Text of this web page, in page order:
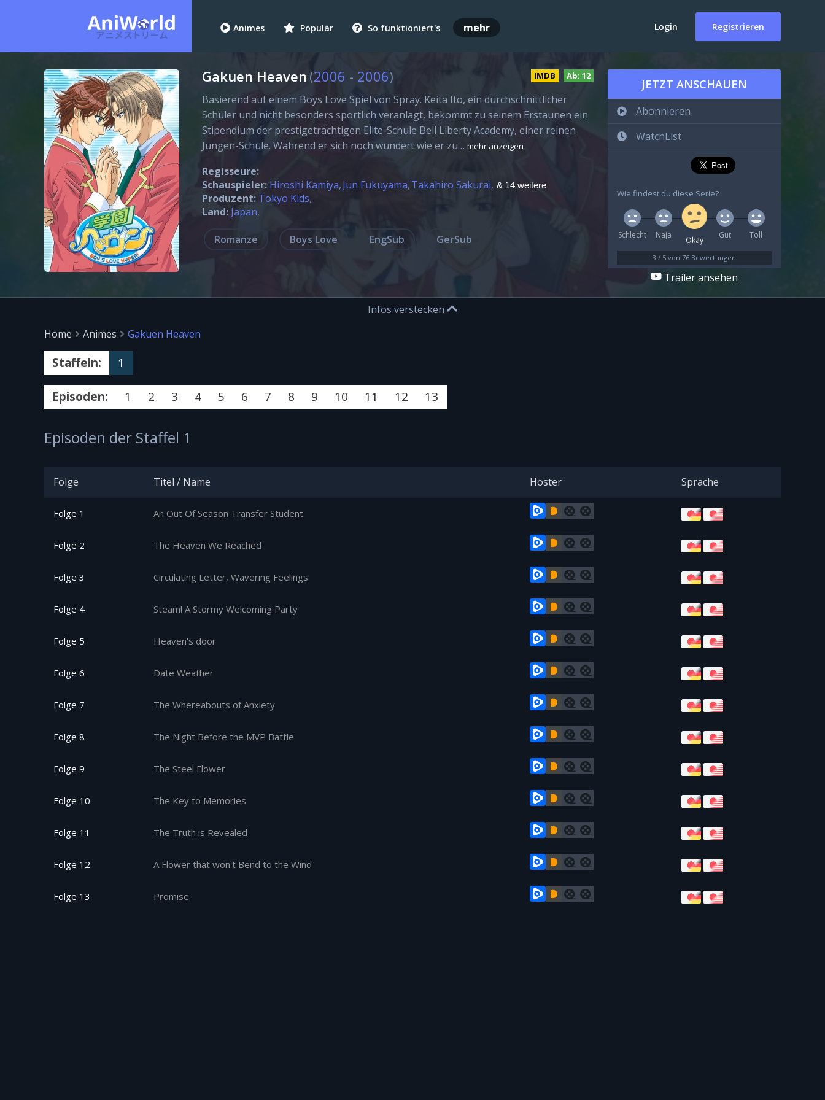
Animes Populär So funktioniert's mehr Login Registrieren
Gakuen Heaven (2006 - 2006) Ab: 12
IMDB
Basierend auf einem Boys Love Spiel von Spray. Keita Ito, ein durchschnittlicher
Schüler und nicht besonders sportlich veranlagt, bekommt zu seinem Erstaunen ein
Stipendium der prestigeträchtigen Elite-Schule Bell Liberty Academy, einer reinen
Jungen-Schule. Während er sich noch wundert wie er zu… mehr anzeigen
Regisseure:
Schauspieler: Hiroshi Kamiya Jun Fukuyama Takahiro Sakurai & 14 weitere
Produzent: Tokyo Kids
Land: Japan
Romanze Boys Love EngSub GerSub
JETZT ANSCHAUEN
Abonnieren
WatchList
Wie findest du diese Serie?
Schlecht Naja
Okay
Gut Toll
3 / 5 von 76 Bewertungen
Trailer ansehen
Infos verstecken
Home
Animes Gakuen Heaven
Staffeln: 1
Episoden: 1 2 3 4 5 6 7 8 9 10 11 12 13
Episoden der Staffel 1
Folge Titel / Name Hoster Sprache
Folge 1 An Out Of Season Transfer Student
Folge 2 The Heaven We Reached
Folge 3 Circulating Letter, Wavering Feelings
Folge 4 Steam! A Stormy Welcoming Party
Folge 5 Heaven's door
Folge 6 Date Weather
Folge 7 The Whereabouts of Anxiety
Folge 8 The Night Before the MVP Battle
Folge 9 The Steel Flower
Folge 10 The Key to Memories
Folge 11 The Truth is Revealed
Folge 12 A Flower that won't Bend to the Wind
Folge 13 Promise